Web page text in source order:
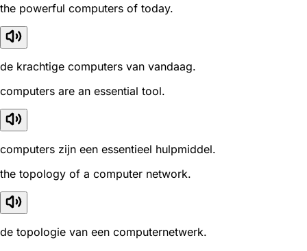
the powerful computers of today.
de krachtige computers van vandaag.
computers are an essential tool.
computers zijn een essentieel hulpmiddel.
the topology of a computer network.
de topologie van een computernetwerk.